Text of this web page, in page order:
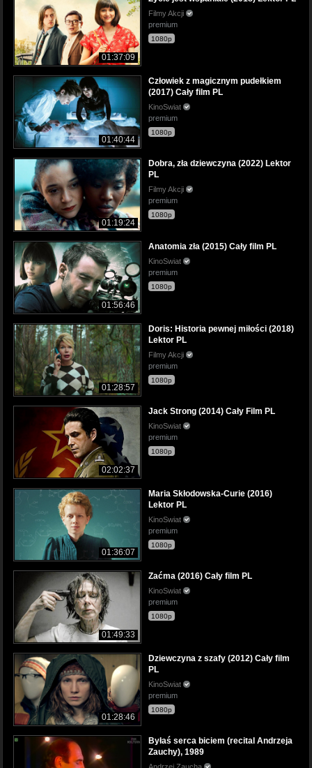
01:37:09
Filmy Akcji
premium
1080p
01:40:44
Człowiek z magicznym pudełkiem
(2017) Cały film PL
KinoSwiat
premium
1080p
01:19:24
Dobra, zła dziewczyna (2022) Lektor
PL
Filmy Akcji
premium
1080p
01:56:46
Anatomia zła (2015) Cały film PL
KinoSwiat
premium
1080p
01:28:57
Doris: Historia pewnej miłości (2018)
Lektor PL
Filmy Akcji
premium
1080p
02:02:37
Jack Strong (2014) Cały Film PL
KinoSwiat
premium
1080p
01:36:07
Maria Skłodowska-Curie (2016)
Lektor PL
KinoSwiat
premium
1080p
01:49:33
Zaćma (2016) Cały film PL
KinoSwiat
premium
1080p
01:28:46
Dziewczyna z szafy (2012) Cały film
PL
KinoSwiat
premium
1080p
Byłaś serca biciem (recital Andrzeja
Zauchy), 1989